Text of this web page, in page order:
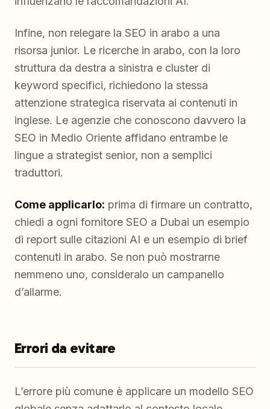
Infine, non relegare la SEO in arabo a una
risorsa junior. Le ricerche in arabo, con la loro
struttura da destra a sinistra e cluster di
keyword specifici, richiedono la stessa
attenzione strategica riservata ai contenuti in
inglese. Le agenzie che conoscono davvero la
SEO in Medio Oriente affidano entrambe le
lingue a strategist senior, non a semplici
traduttori.
Come applicarlo: prima di firmare un contratto,
chiedi a ogni fornitore SEO a Dubai un esempio
di report sulle citazioni AI e un esempio di brief
contenuti in arabo. Se non può mostrarne
nemmeno uno, consideralo un campanello
d’allarme.
Errori da evitare
L’errore più comune è applicare un modello SEO